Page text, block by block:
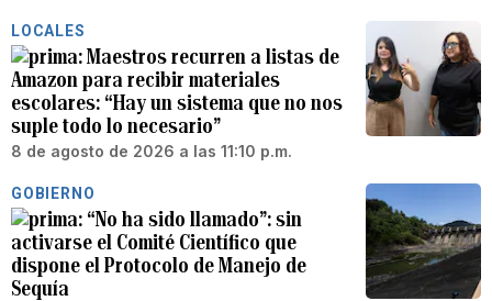
LOCALES
Maestros recurren a listas de
Amazon para recibir materiales
escolares: “Hay un sistema que no nos
suple todo lo necesario”
8 de agosto de 2026 a las 11:10 p.m.
GOBIERNO
“No ha sido llamado”: sin
activarse el Comité Científico que
dispone el Protocolo de Manejo de
Sequía